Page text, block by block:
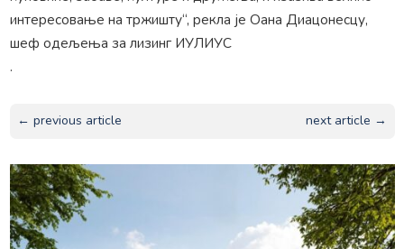
интересовање на тржишту“, рекла је Оана Диацонесцу,
шеф одељења за лизинг ИУЛИУС
.
← previous article next article →